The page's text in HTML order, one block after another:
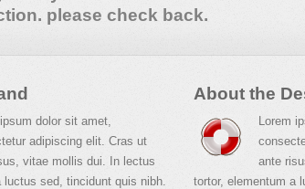
please check back.
dolor sit amet,
adipiscing elit. Cras ut
vitae mollis dui. In lectus
luctus sed, tincidunt quis nibh.
About the
Lorem
ante
tortor, elementum a